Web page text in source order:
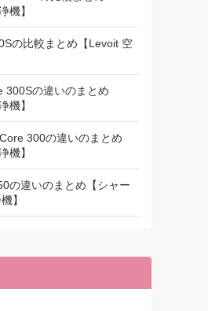
機】
の比較まとめ【Levoit 空
300Sの違いのまとめ
機】
300の違いのまとめ
機】
の違いのまとめ【シャー
】